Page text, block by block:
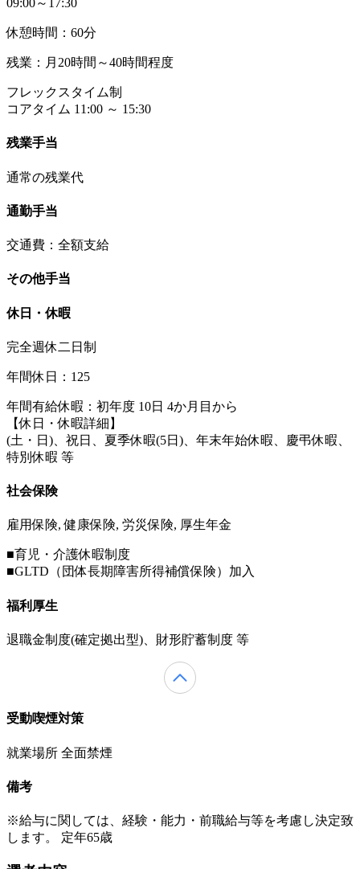
09:00～17:30
休憩時間：60分
残業：月20時間～40時間程度
フレックスタイム制
コアタイム 11:00 ～ 15:30
残業手当
通常の残業代
通勤手当
交通費：全額支給
その他手当
休日・休暇
完全週休二日制
年間休日：125
年間有給休暇：初年度 10日 4か月目から
【休日・休暇詳細】
(土・日)、祝日、夏季休暇(5日)、年末年始休暇、慶弔休暇、
特別休暇 等
社会保険
雇用保険, 健康保険, 労災保険, 厚生年金
■育児・介護休暇制度
■GLTD（団体長期障害所得補償保険）加入
福利厚生
退職金制度(確定拠出型)、財形貯蓄制度 等
受動喫煙対策
就業場所 全面禁煙
備考
※給与に関しては、経験・能力・前職給与等を考慮し決定致
します。 定年65歳